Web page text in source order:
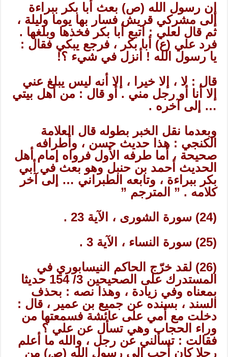
إن رسول الله (ص) بعث أبا بكر ببراءة
إلى مشركي قريش فسار بها يوما وليلة ،
ثم قال لعلي : اتبع أبا بكر فخذها وبلغها .
فرد علي (ع) أبا بكر ، فرجع يبكي فقال :
يا رسول الله ! أنزل في شيء ؟!
قال : لا ، إلا خيرا ، إلا أنه ليس يبلغ عني
إلا أنا أو رجل مني . أو قال : من أهل بيتي
… إلى آخره .
وبعدما نقل الخبر بطوله قال العلامة
الكنجي : هذا حديث حسن ، وأطرافه
صحيحة ، أما طرفه الأول فرواه إمام أهل
الحديث أحمد بن حنبل وهو بعث في أبي
بكر ببراءة ، وتابعه الطبراني … إلى آخر
كلامه . ” المترجم ”
(24) سورة الشورى ، الآية 23 .
(25) سورة النساء ، الآية 3 .
(26) لقد خرّج الحاكم النيسابوري في
المستدرك على الصحيحين 3/ 154 حديثا
بمعناه وفي زيادة ، وهذا نصه : بحذف
السند ، بسنده عن جميع بن عمير ، قال :
دخلت مع أمي على عائشة فسمعتها من
وراء الحجاب وهي تسأل عن علي ؟
فقالت : تسألني عن رجل ، والله ما أعلم
رجلا كان أحب إلى رسول الله (ص) من